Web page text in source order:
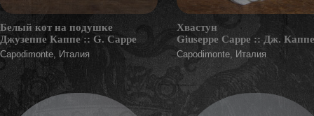
Белый кот на подушке
Джузеппе Каппе :: G. Cappe
Capodimonte, Италия
Хвастун
Giuseppe Cappe :: Дж. Каппе
Capodimonte, Италия